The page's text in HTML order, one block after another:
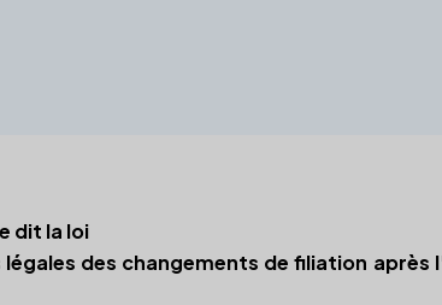
dit la loi
des changements de filiation